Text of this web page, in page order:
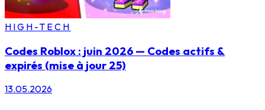
HIGH-TECH
Codes Roblox : juin 2026 — Codes actifs &
expirés (mise à jour 25)
13.05.2026